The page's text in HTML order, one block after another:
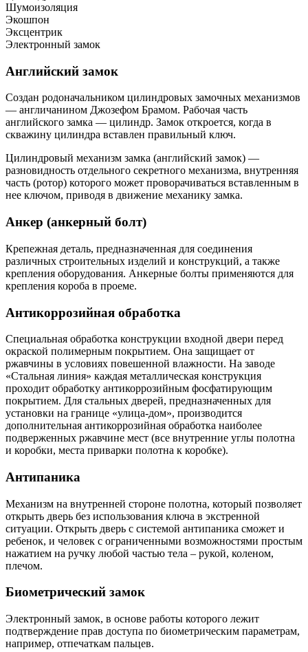
Шумоизоляция
Экошпон
Эксцентрик
Электронный замок
Английский замок
Создан родоначальником цилиндровых замочных механизмов
— англичанином Джозефом Брамом. Рабочая часть
английского замка — цилиндр. Замок откроется, когда в
скважину цилиндра вставлен правильный ключ.
Цилиндровый механизм замка (английский замок) —
разновидность отдельного секретного механизма, внутренняя
часть (ротор) которого может проворачиваться вставленным в
нее ключом, приводя в движение механику замка.
Анкер (анкерный болт)
Крепежная деталь, предназначенная для соединения
различных строительных изделий и конструкций, а также
крепления оборудования. Анкерные болты применяются для
крепления короба в проеме.
Антикоррозийная обработка
Специальная обработка конструкции входной двери перед
окраской полимерным покрытием. Она защищает от
ржавчины в условиях повешенной влажности. На заводе
«Стальная линия» каждая металлическая конструкция
проходит обработку антикоррозийным фосфатирующим
покрытием. Для стальных дверей, предназначенных для
установки на границе «улица-дом», производится
дополнительная антикоррозийная обработка наиболее
подверженных ржавчине мест (все внутренние углы полотна
и коробки, места приварки полотна к коробке).
Антипаника
Механизм на внутренней стороне полотна, который позволяет
открыть дверь без использования ключа в экстренной
ситуации. Открыть дверь с системой антипаника сможет и
ребенок, и человек с ограниченными возможностями простым
нажатием на ручку любой частью тела – рукой, коленом,
плечом.
Биометрический замок
Электронный замок, в основе работы которого лежит
подтверждение прав доступа по биометрическим параметрам,
например, отпечаткам пальцев.